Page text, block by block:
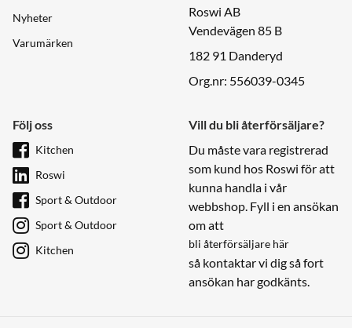
Nyheter
Varumärken
Roswi AB
Vendevägen 85 B
182 91 Danderyd
Org.nr: 556039-0345
Följ oss
Kitchen
Roswi
Sport & Outdoor
Sport & Outdoor
Kitchen
Vill du bli återförsäljare?
Du måste vara registrerad
som kund hos Roswi för att
kunna handla i vår
webbshop. Fyll i en ansökan
om att
bli återförsäljare här
så kontaktar vi dig så fort
ansökan har godkänts.